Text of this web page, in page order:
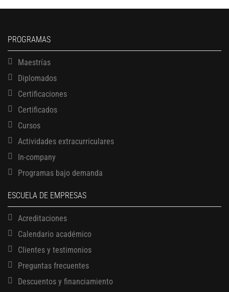
PROGRAMAS
Maestrías
Diplomados
Certificaciones
Certificados
Cursos
Actividades extracurriculares
In-company
Programas bajo demanda
ESCUELA DE EMPRESAS
Acreditaciones
Calendario académico
Clientes y testimonios
Preguntas frecuentes
Descuentos y financiamiento